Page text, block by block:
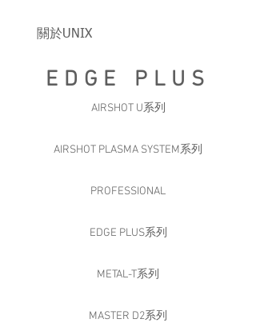
關於UNIX
EDGE PLUS
AIRSHOT U系列
AIRSHOT PLASMA SYSTEM系列
PROFESSIONAL
EDGE PLUS系列
METAL-T系列
MASTER D2系列